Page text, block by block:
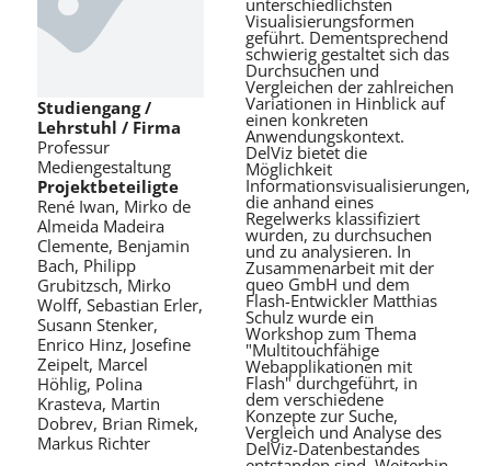
Studiengang /
Lehrstuhl / Firma
Professur
Mediengestaltung
Projektbeteiligte
René Iwan, Mirko de
Almeida Madeira
Clemente, Benjamin
Bach, Philipp
Grubitzsch, Mirko
Wolff, Sebastian Erler,
Susann Stenker,
Enrico Hinz, Josefine
Zeipelt, Marcel
Höhlig, Polina
Krasteva, Martin
Dobrev, Brian Rimek,
Markus Richter
Visualisierungsformen
geführt. Dementsprechend
schwierig gestaltet sich das
Durchsuchen und
Vergleichen der zahlreichen
Variationen in Hinblick auf
einen konkreten
Anwendungskontext.
DelViz bietet die
Möglichkeit
Informationsvisualisierungen,
die anhand eines
Regelwerks klassifiziert
wurden, zu durchsuchen
und zu analysieren. In
Zusammenarbeit mit der
queo GmbH und dem
Flash-Entwickler Matthias
Schulz wurde ein
Workshop zum Thema
"Multitouchfähige
Webapplikationen mit
Flash" durchgeführt, in
dem verschiedene
Konzepte zur Suche,
Vergleich und Analyse des
DelViz-Datenbestandes